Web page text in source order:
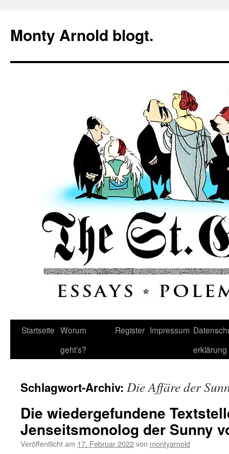
springen
Monty Arnold blogt.
Startseite Worum
geht’s?
Register Impressum
erklärung
Schlagwort-Archiv: Die Affäre der
Die wiedergefundene
Jenseitsmonolog der Sunny
Veröffentlicht am 17. Februar 2022von montyarnold